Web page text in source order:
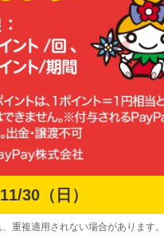
30（日）
重複適用されない場合があります。